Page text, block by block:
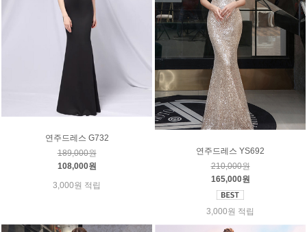
연주드레스 G732
189,000원
108,000원
3,000원 적립
연주드레스 YS692
210,000원
165,000원
3,000원 적립